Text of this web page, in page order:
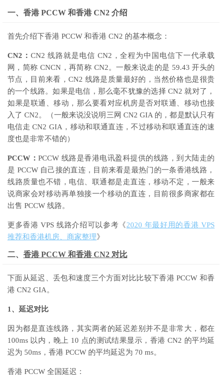
一、香港 PCCW 和香港 CN2 介绍
首先介绍下香港 PCCW 和香港 CN2 的基本概念：
CN2： CN2 线路就是电信 CN2，全程为中国电信下一代承载
网，简称 CNCN，再简称 CN2。一般来说走的是 59.43 开头的
节点，目前来看，CN2 线路是质量最好的，当然价格也是很贵
的一个线路。如果是电信，那么毫不犹豫的选择 CN2 就对了，
如果是联通、移动，那么要看对应机房是否对联通、移动也接
入了 CN2。（一般来说没说明三网 CN2 GIA 的，都是默认只有
电信走 CN2 GIA，移动和联通直连，不过移动和联通直连的速
度也是非常不错的）
PCCW： PCCW 线路是香港电讯盈科提供的线路，到大陆走的
是 PCCW 自己接的直连，目前来看是最热门的一条香港线路，
线路质量也不错，电信、联通都是走直连，移动不定，一般来
说商家会对移动再单独接一个移动的直连，目前很多商家都在
出售 PCCW 线路。
更多香港 VPS 线路介绍可以参考《2020 年最好用的香港 VPS
推荐和香港机房、商家整理》
二、 香港 PCCW 和香港 CN2 对比
下面从延迟、丢包和速度三个方面对比比较下香港 PCCW 和香
港 CN2 GIA。
1、延迟对比
因为都是直连线路，其实两者的延迟差别并不是非常大，都在
100ms 以内，晚上 10 点的测试结果显示，香港 CN2 的平均延
迟为 50ms，香港 PCCW 的平均延迟为 70 ms。
香港 PCCW 全国延迟：